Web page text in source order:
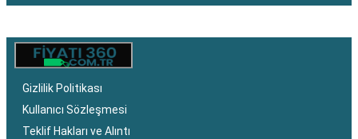
Gizlilik Politikası
Kullanıcı Sözleşmesi
Teklif Hakları ve Alıntı